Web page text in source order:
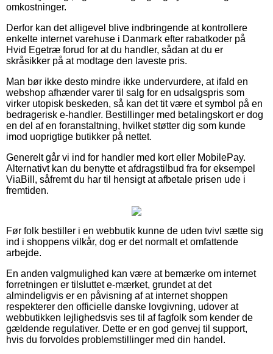
omkostninger.
Derfor kan det alligevel blive indbringende at kontrollere
enkelte internet varehuse i Danmark efter rabatkoder på
Hvid Egetræ forud for at du handler, sådan at du er
skråsikker på at modtage den laveste pris.
Man bør ikke desto mindre ikke undervurdere, at ifald en
webshop afhænder varer til salg for en udsalgspris som
virker utopisk beskeden, så kan det tit være et symbol på en
bedragerisk e-handler. Bestillinger med betalingskort er dog
en del af en foranstaltning, hvilket støtter dig som kunde
imod uoprigtige butikker på nettet.
Generelt går vi ind for handler med kort eller MobilePay.
Alternativt kan du benytte et afdragstilbud fra for eksempel
ViaBill, såfremt du har til hensigt at afbetale prisen ude i
fremtiden.
Før folk bestiller i en webbutik kunne de uden tvivl sætte sig
ind i shoppens vilkår, dog er det normalt et omfattende
arbejde.
En anden valgmulighed kan være at bemærke om internet
forretningen er tilsluttet e-mærket, grundet at det
almindeligvis er en påvisning af at internet shoppen
respekterer den officielle danske lovgivning, udover at
webbutikken lejlighedsvis ses til af fagfolk som kender de
gældende regulativer. Dette er en god genvej til support,
hvis du forvoldes problemstillinger med din handel.